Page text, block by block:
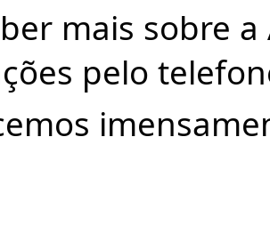
mais sobre a
pelo